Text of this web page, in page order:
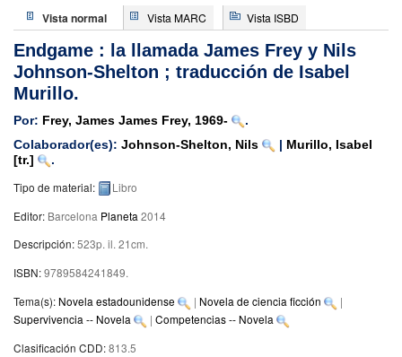
Vista normal Vista MARC Vista ISBD
Endgame : la llamada James Frey y Nils
Johnson-Shelton ; traducción de Isabel
Murillo.
Por: Frey, James James Frey, 1969-
.
Colaborador(es): Johnson-Shelton, Nils | Murillo, Isabel
[tr.]
.
Tipo de material:
Libro
Editor: Barcelona Planeta 2014
Descripción:523p. il. 21cm.
ISBN:9789584241849.
Tema(s):Novela estadounidense | Novela de ciencia ficción
|
Supervivencia -- Novela
| Competencias -- Novela
Clasificación CDD:813.5